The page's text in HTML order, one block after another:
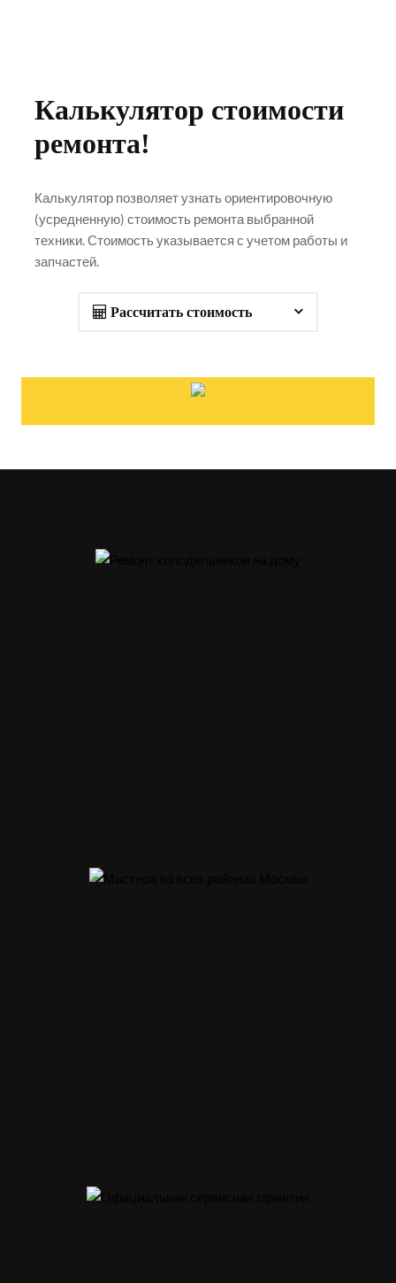
Калькулятор стоимости
ремонта!
Калькулятор позволяет узнать ориентировочную
(усредненную) стоимость ремонта выбранной
техники. Стоимость указывается с учетом работы и
запчастей.
Рассчитать стоимость